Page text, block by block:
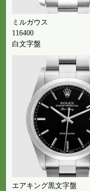
ミルガウス
116400
白文字盤
エアキング黒文字盤